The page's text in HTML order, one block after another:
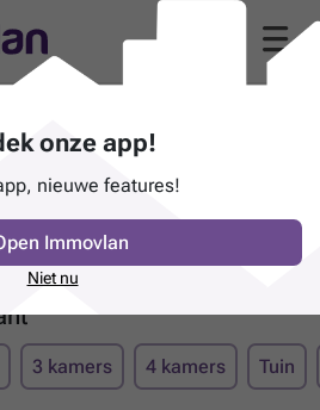
3 kamers 4 kamers Tuin
onze app!
nieuwe features!
Immovlan
Niet nu